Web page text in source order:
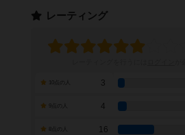
レーティング
3
4
16